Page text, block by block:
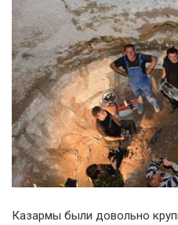
Казармы были довольно